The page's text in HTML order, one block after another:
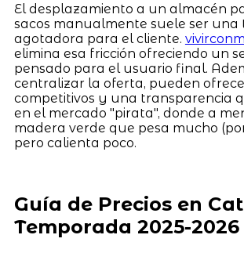
El desplazamiento a un almacén
sacos manualmente suele ser una
agotadora para el cliente.
elimina esa fricción ofreciendo un
pensado para el usuario final.
centralizar la oferta, pueden
competitivos y una transparencia
en el mercado "pirata", donde a
madera verde que pesa mucho
pero calienta poco.
Guía de Precios en
Temporada 2025-2026